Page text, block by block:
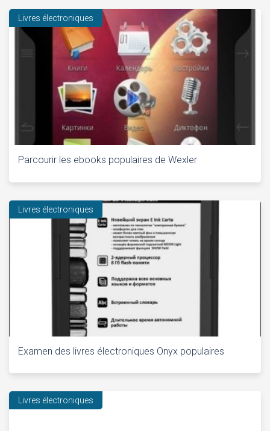
Livres électroniques
Parcourir les ebooks populaires de Wexler
Livres électroniques
Examen des livres électroniques Onyx populaires
Livres électroniques